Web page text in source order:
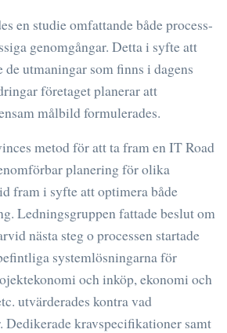
en studie omfattande både process-
genomgångar. Detta i syfte att
de utmaningar som finns i dagens
företaget planerar att
målbild formulerades.
metod för att ta fram en IT Road
planering för olika
fram i syfte att optimera både
Ledningsgruppen fattade beslut om
nästa steg o processen startade
systemlösningarna för
och inköp, ekonomi och
utvärderades kontra vad
Dedikerade kravspecifikationer samt